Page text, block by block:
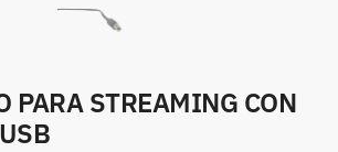
PARA STREAMING CON